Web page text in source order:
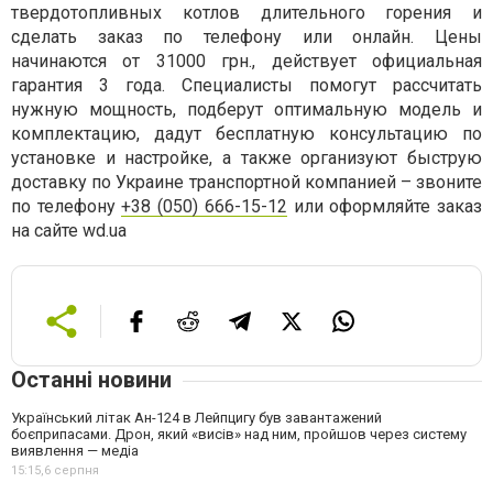
твердотопливных котлов длительного горения и
сделать заказ по телефону или онлайн. Цены
начинаются от 31000 грн., действует официальная
гарантия 3 года. Специалисты помогут рассчитать
нужную мощность, подберут оптимальную модель и
комплектацию, дадут бесплатную консультацию по
установке и настройке, а также организуют быструю
доставку по Украине транспортной компанией – звоните
по телефону+38 (050) 666-15-12 или оформляйте заказ
на сайте wd.ua
Останні новини
Український літак Ан-124 в Лейпцигу був завантажений
боєприпасами. Дрон, який «висів» над ним, пройшов через систему
виявлення — медіа
15:15,6 серпня